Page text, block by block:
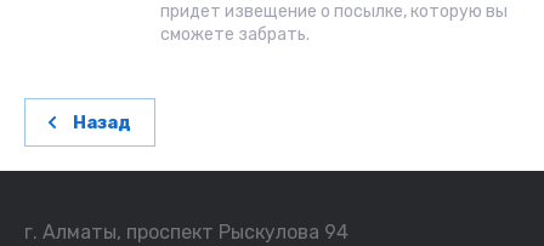
придет извещение о посылке, которую вы
сможете забрать.
Назад
г. Алматы, проспект Рыскулова 94